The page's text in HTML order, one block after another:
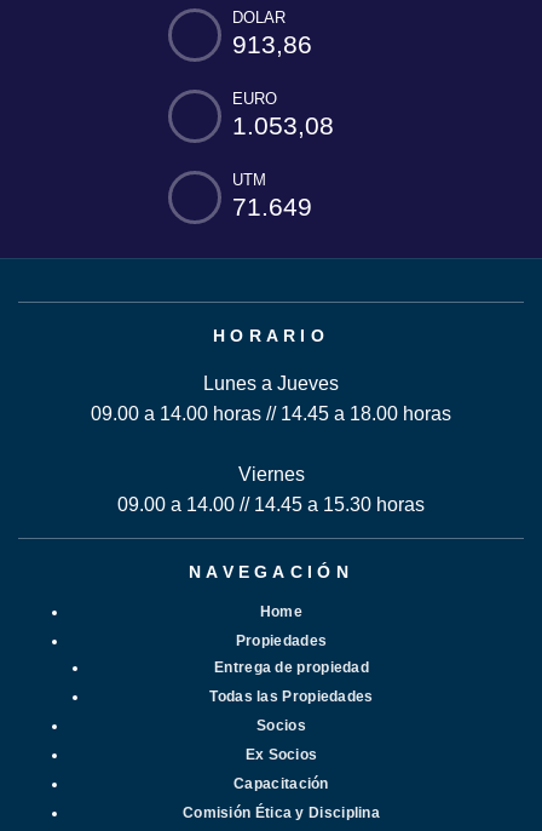
DOLAR
913,86
EURO
1.053,08
UTM
71.649
HORARIO
Lunes a Jueves
09.00 a 14.00 horas // 14.45 a 18.00 horas
Viernes
09.00 a 14.00 // 14.45 a 15.30 horas
NAVEGACIÓN
Home
Propiedades
Entrega de propiedad
Todas las Propiedades
Socios
Ex Socios
Capacitación
Comisión Ética y Disciplina